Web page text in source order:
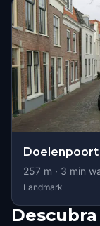
Doelenpoort
257 m · 3 min
Landmark